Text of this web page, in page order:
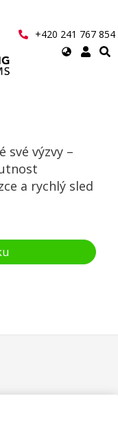
+420 241 767 854
Select
výzvy –
a rychlý sled